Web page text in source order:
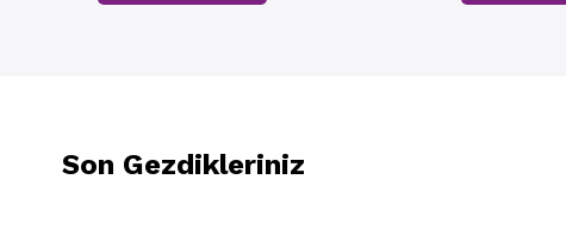
Son Gezdikleriniz